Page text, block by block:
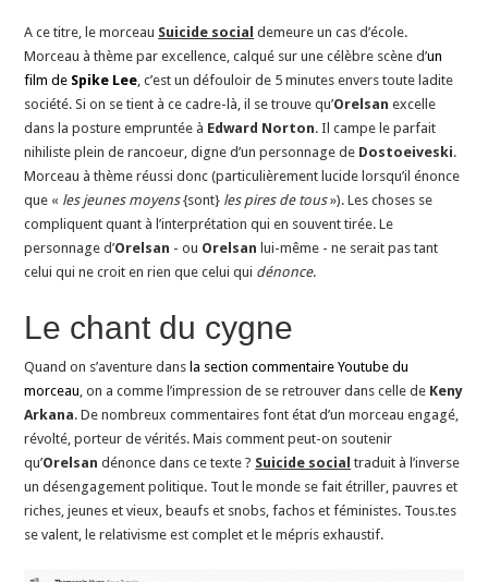
A ce titre, le morceau Suicide social demeure un cas d’école.
Morceau à thème par excellence, calqué sur une célèbre scène d’un
film de Spike Lee, c’est un défouloir de 5 minutes envers toute ladite
société. Si on se tient à ce cadre-là, il se trouve qu’Orelsan excelle
dans la posture empruntée à Edward Norton. Il campe le parfait
nihiliste plein de rancoeur, digne d’un personnage de Dostoeiveski.
Morceau à thème réussi donc (particulièrement lucide lorsqu’il énonce
que « les jeunes moyens{sont} les pires de tous»). Les choses se
compliquent quant à l’interprétation qui en souvent tirée. Le
personnage d’Orelsan - ou Orelsan lui-même - ne serait pas tant
celui qui ne croit en rien que celui qui dénonce.
Le chant du cygne
Quand on s’aventure dans la section commentaire Youtube du
morceau, on a comme l’impression de se retrouver dans celle de Keny
Arkana. De nombreux commentaires font état d’un morceau engagé,
révolté, porteur de vérités. Mais comment peut-on soutenir
qu’Orelsandénonce dans ce texte ? Suicide social traduit à l’inverse
un désengagement politique. Tout le monde se fait étriller, pauvres et
riches, jeunes et vieux, beaufs et snobs, fachos et féministes. Tous.tes
se valent, le relativisme est complet et le mépris exhaustif.